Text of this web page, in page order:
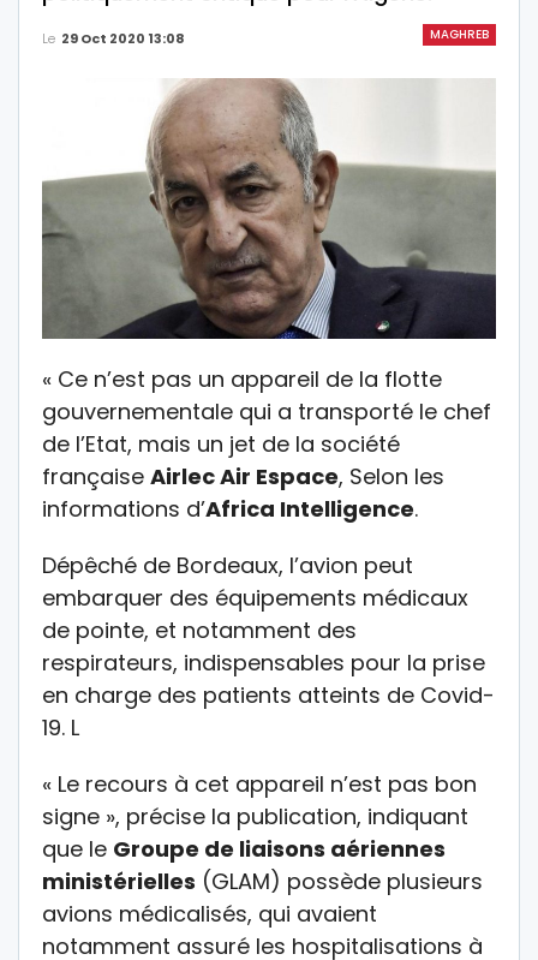
MAGHREB
Le 29 Oct 2020 13:08
« Ce n’est pas un appareil de la flotte
gouvernementale qui a transporté le chef
de l’Etat, mais un jet de la société
française Airlec Air Espace, Selon les
informations d’Africa Intelligence.
Dépêché de Bordeaux, l’avion peut
embarquer des équipements médicaux
de pointe, et notamment des
respirateurs, indispensables pour la prise
en charge des patients atteints de Covid-
19. L
« Le recours à cet appareil n’est pas bon
signe », précise la publication, indiquant
que le Groupe de liaisons aériennes
ministérielles (GLAM) possède plusieurs
avions médicalisés, qui avaient
notamment assuré les hospitalisations à